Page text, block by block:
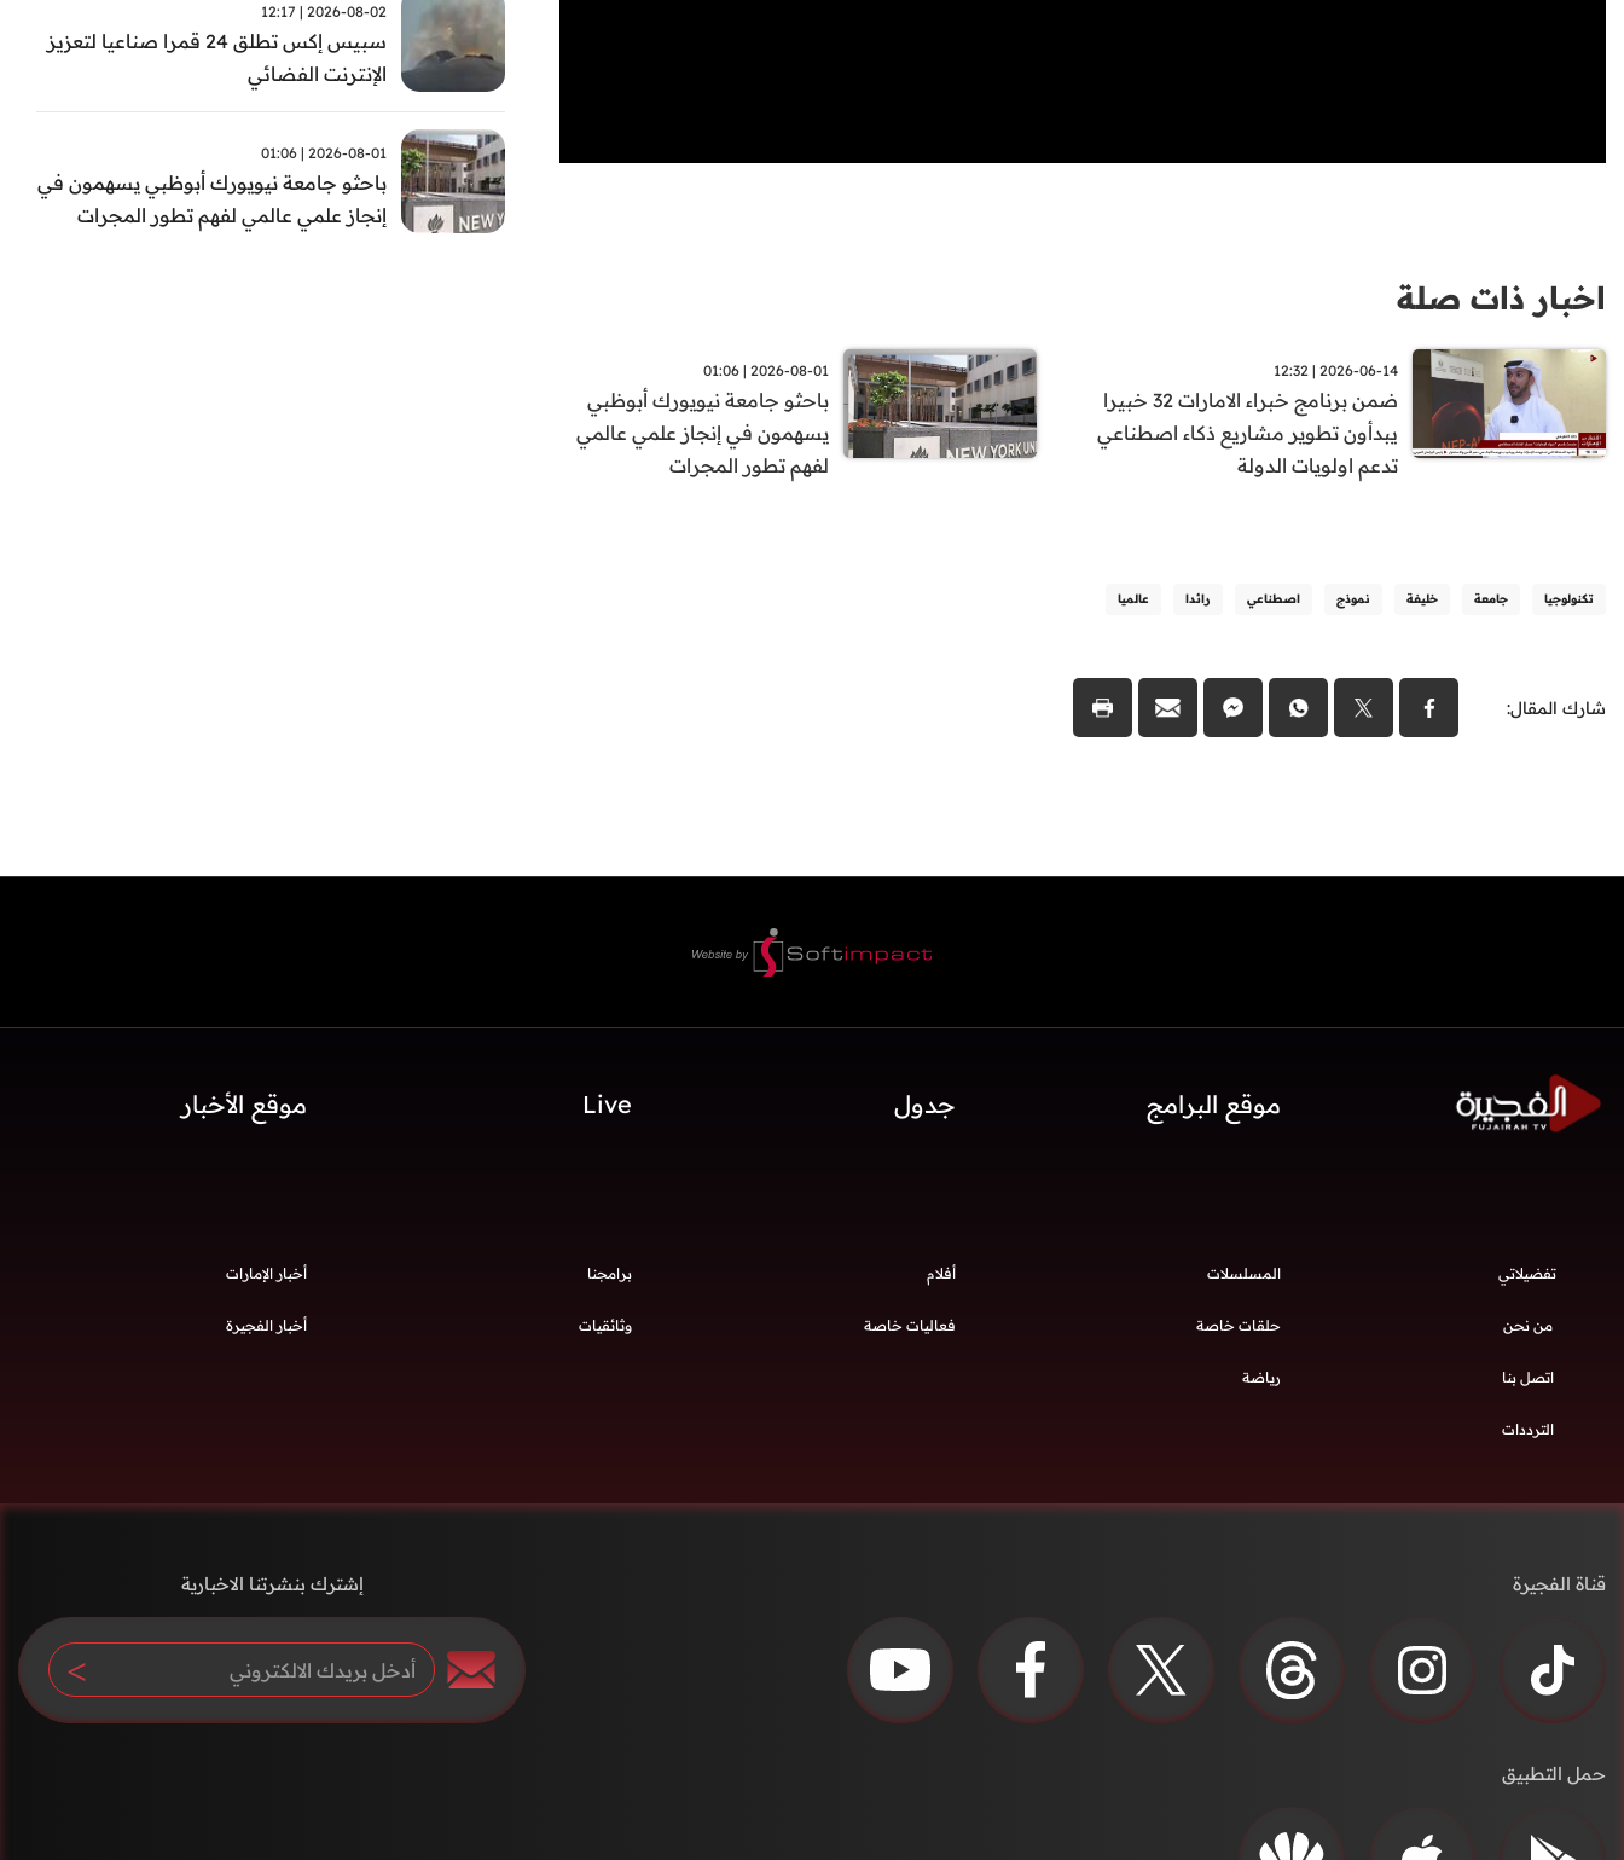
اخبار ذات صلة
2026-06-14 | 12:32
ضمن برنامج خبراء الامارات 32 خبيرا
يبدأون تطوير مشاريع ذكاء اصطناعي
تدعم اولويات الدولة
2026-08-01 | 01:06
باحثو جامعة نيويورك أبوظبي
يسهمون في إنجاز علمي عالمي
لفهم تطور المجرات
تكنولوجيا جامعة خليفة نموذج اصطناعي رائدا عالميا
شارك المقال:
2026-08-02 | 12:17
سبيس إكس تطلق 24 قمرا صناعيا لتعزيز
الإنترنت الفضائي
2026-08-01 | 01:06
باحثو جامعة نيويورك أبوظبي يسهمون في
إنجاز علمي عالمي لفهم تطور المجرات
موقع البرامج جدول Live موقع الأخبار
تفضيلاتي
من نحن
اتصل بنا
الترددات
المسلسلات أفلام برامجنا
حلقات خاصة فعاليات خاصة وثائقيات
رياضة
أخبار الإمارات
أخبار الفجيرة
قناة الفجيرة
حمل التطبيق
إشترك بنشرتنا الاخبارية